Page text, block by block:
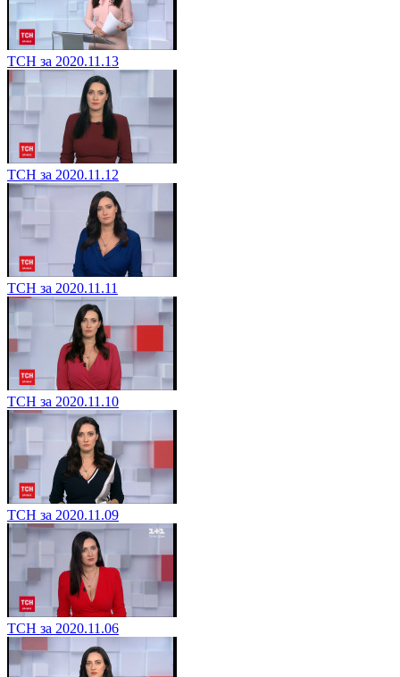
ТСН за 2020.11.13
ТСН за 2020.11.12
ТСН за 2020.11.11
ТСН за 2020.11.10
ТСН за 2020.11.09
ТСН за 2020.11.06